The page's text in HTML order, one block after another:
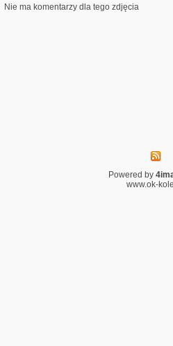
Nie ma komentarzy dla tego zdjęcia
Powered by
www.ok-